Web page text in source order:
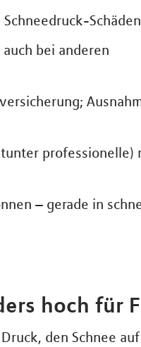
bei anderen
professionelle)
– gerade in
hoch für
den Schnee